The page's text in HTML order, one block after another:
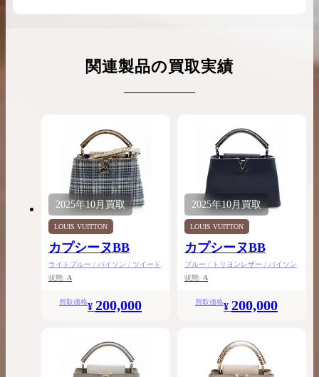
関連製品の買取実績
2025年10月買取
LOUIS VUITTON
カプシーヌBB
ライトブルー / パイソン / ツイード
状態: A
買取価格¥ 200,000
2025年10月買取
LOUIS VUITTON
カプシーヌBB
ブルー / トリヨンレザー / パイソン
状態: A
買取価格¥ 200,000